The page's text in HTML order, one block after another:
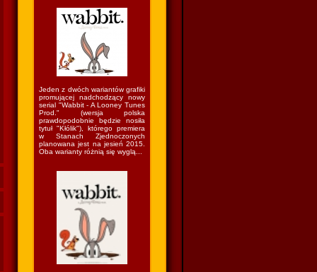
Jeden z dwóch wariantów grafiki
promującej nadchodzący nowy
serial "Wabbit - A Looney Tunes
Prod." (wersja polska
prawdopodobnie będzie nosiła
tytuł "Kłólik"), którego premiera
w Stanach Zjednoczonych
planowana jest na jesień 2015.
Oba warianty różnią się wyglą...